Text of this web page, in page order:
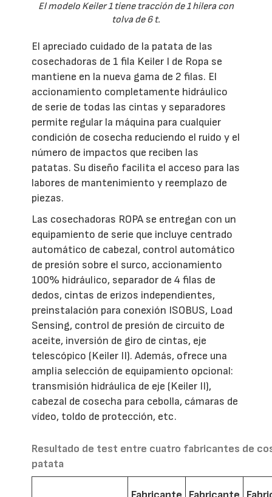
El modelo Keiler 1 tiene tracción de 1 hilera con
tolva de 6 t.
El apreciado cuidado de la patata de las
cosechadoras de 1 fila Keiler I de Ropa se
mantiene en la nueva gama de 2 filas. El
accionamiento completamente hidráulico
de serie de todas las cintas y separadores
permite regular la máquina para cualquier
condición de cosecha reduciendo el ruido y el
número de impactos que reciben las
patatas. Su diseño facilita el acceso para las
labores de mantenimiento y reemplazo de
piezas.
Las cosechadoras ROPA se entregan con un
equipamiento de serie que incluye centrado
automático de cabezal, control automático
de presión sobre el surco, accionamiento
100% hidráulico, separador de 4 filas de
dedos, cintas de erizos independientes,
preinstalación para conexión ISOBUS, Load
Sensing, control de presión de circuito de
aceite, inversión de giro de cintas, eje
telescópico (Keiler II). Además, ofrece una
amplia selección de equipamiento opcional:
transmisión hidráulica de eje (Keiler II),
cabezal de cosecha para cebolla, cámaras de
vídeo, toldo de protección, etc.
Resultado de test entre cuatro fabricantes de
patata